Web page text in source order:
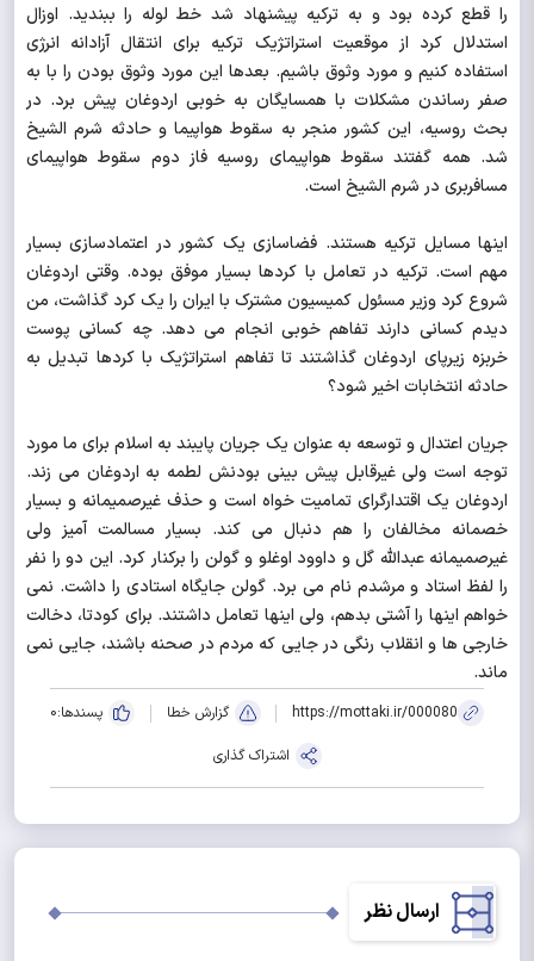
را قطع کرده بود و به ترکیه پیشنهاد شد خط لوله را ببندید. اوزال
استدلال کرد از موقعیت استراتژیک ترکیه برای انتقال آزادانه انرژی
استفاده کنیم و مورد وثوق باشیم. بعدها این مورد وثوق بودن را با به
صفر رساندن مشکلات با همسایگان به خوبی اردوغان پیش برد. در
بحث روسیه، این کشور منجر به سقوط هواپیما و حادثه شرم الشیخ
شد. همه گفتند سقوط هواپیمای روسیه فاز دوم سقوط هواپیمای
مسافربری در شرم الشیخ است.
اینها مسایل ترکیه هستند. فضاسازی یک کشور در اعتمادسازی بسیار
مهم است. ترکیه در تعامل با کردها بسیار موفق بوده. وقتی اردوغان
شروع کرد وزیر مسئول کمیسیون مشترک با ایران را یک کرد گذاشت، من
دیدم کسانی دارند تفاهم خوبی انجام می دهد. چه کسانی پوست
خربزه زیرپای اردوغان گذاشتند تا تفاهم استراتژیک با کردها تبدیل به
حادثه انتخابات اخیر شود؟
جریان اعتدال و توسعه به عنوان یک جریان پایبند به اسلام برای ما مورد
توجه است ولی غیرقابل پیش بینی بودنش لطمه به اردوغان می زند.
اردوغان یک اقتدارگرای تمامیت خواه است و حذف غیرصمیمانه و بسیار
خصمانه مخالفان را هم دنبال می کند. بسیار مسالمت آمیز ولی
غیرصمیمانه عبدالله گل و داوود اوغلو و گولن را برکنار کرد. این دو را نفر
را لفظ استاد و مرشدم نام می برد. گولن جایگاه استادی را داشت. نمی
خواهم اینها را آشتی بدهم، ولی اینها تعامل داشتند. برای کودتا، دخالت
خارجی ها و انقلاب رنگی در جایی که مردم در صحنه باشند، جایی نمی
ماند.
https://mottaki.ir/000080 گزارش خطا پسندها:0
اشتراک گذاری
ارسال نظر